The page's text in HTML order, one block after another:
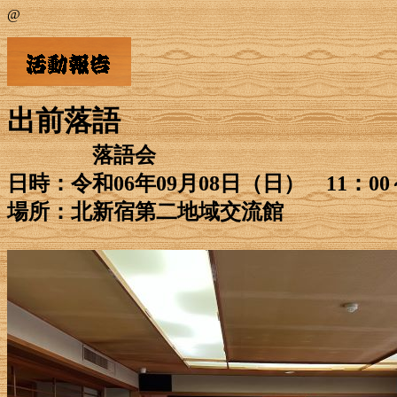
@
出前落語
落語会
日時：令和06年09月08日（日）11：00
場所：北新宿第二地域交流館